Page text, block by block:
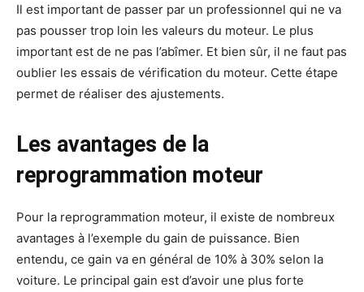
Il est important de passer par un professionnel qui ne va
pas pousser trop loin les valeurs du moteur. Le plus
important est de ne pas l’abîmer. Et bien sûr, il ne faut pas
oublier les essais de vérification du moteur. Cette étape
permet de réaliser des ajustements.
Les avantages de la
reprogrammation moteur
Pour la reprogrammation moteur, il existe de nombreux
avantages à l’exemple du gain de puissance. Bien
entendu, ce gain va en général de 10% à 30% selon la
voiture. Le principal gain est d’avoir une plus forte